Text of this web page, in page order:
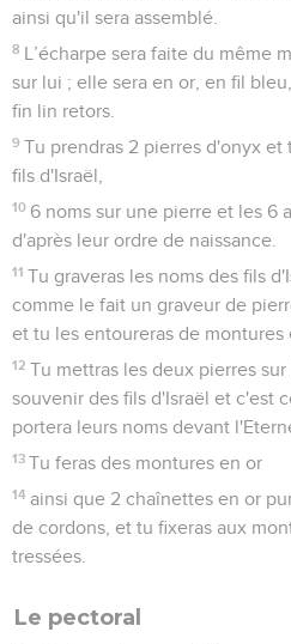
ainsi qu'il sera assemblé.
8 L’écharpe sera faite du même
sur lui ; elle sera en or, en fil
fin lin retors.
9 Tu prendras 2 pierres d'onyx et
fils d'Israël,
10 6 noms sur une pierre et les 6
d'après leur ordre de naissance.
11 Tu graveras les noms des fils
comme le fait un graveur de
et tu les entoureras de montures
12 Tu mettras les deux pierres
souvenir des fils d'Israël et c'est
portera leurs noms devant
13 Tu feras des montures en or
14 ainsi que 2 chaînettes en or
de cordons, et tu fixeras aux
tressées.
Le pectoral